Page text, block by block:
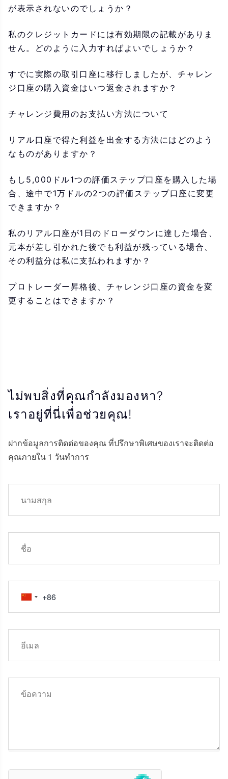
が表示されないのでしょうか？
私のクレジットカードには有効期限の記載がありま
せん。どのように入力すればよいでしょうか？
すでに実際の取引口座に移行しましたが、チャレン
ジ口座の購入資金はいつ返金されますか？
チャレンジ費用のお支払い方法について
リアル口座で得た利益を出金する方法にはどのよう
なものがありますか？
もし5,000ドル1つの評価ステップ口座を購入した場
合、途中で1万ドルの2つの評価ステップ口座に変更
できますか？
私のリアル口座が1日のドローダウンに達した場合、
元本が差し引かれた後でも利益が残っている場合、
その利益分は私に支払われますか？
プロトレーダー昇格後、チャレンジ口座の資金を変
更することはできますか？
ไม่พบสิ่งที่คุณกำลังมองหา?
เราอยู่ที่นี่เพื่อช่วยคุณ!
ฝากข้อมูลการติดต่อของคุณ ที่ปรึกษาพิเศษของเราจะติดต่อ
คุณภายใน 1 วันทำการ